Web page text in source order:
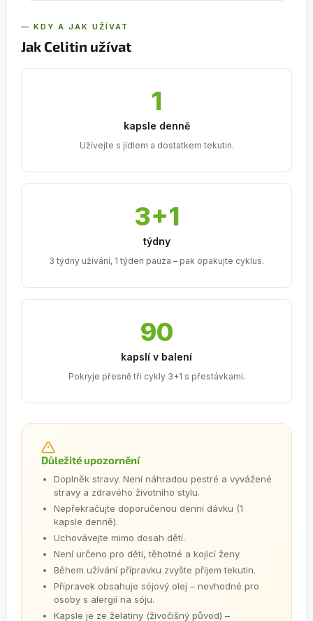
— KDY A JAK UŽÍVAT
Jak Celitin užívat
1
kapsle denně
Užívejte s jídlem a dostatkem tekutin.
3+1
týdny
3 týdny užívání, 1 týden pauza – pak opakujte cyklus.
90
kapslí v balení
Pokryje přesně tři cykly 3+1 s přestávkami.
Důležité upozornění
Doplněk stravy. Není náhradou pestré a vyvážené
stravy a zdravého životního stylu.
Nepřekračujte doporučenou denní dávku (1
kapsle denně).
Uchovávejte mimo dosah dětí.
Není určeno pro děti, těhotné a kojící ženy.
Během užívání přípravku zvyšte příjem tekutin.
Přípravek obsahuje sójový olej – nevhodné pro
osoby s alergií na sóju.
Kapsle je ze želatiny (živočišný původ) –